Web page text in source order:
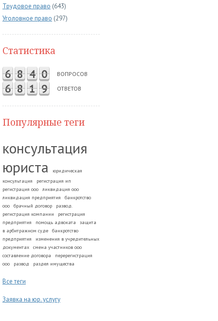
Трудовое право (643)
Уголовное право (297)
Статистика
6 8 4 0 ВОПРОСОВ
6 8 1 9 ОТВЕТОВ
Популярные теги
консультация
юриста
юридическая
консультация
регистрация ип
регистрация ооо
ликвидация ооо
ликвидация предприятия
банкротство
ооо
брачный договор
развод.
регистрация компании
регистрация
предприятия
помощь адвоката
защита
в арбитражном суде
банкротство
предприятия
изменения в учредительных
документах
смена участников ооо
составление договора
перерегистрация
ооо
развод раздел имущества
Все теги
Заявка на юр. услугу